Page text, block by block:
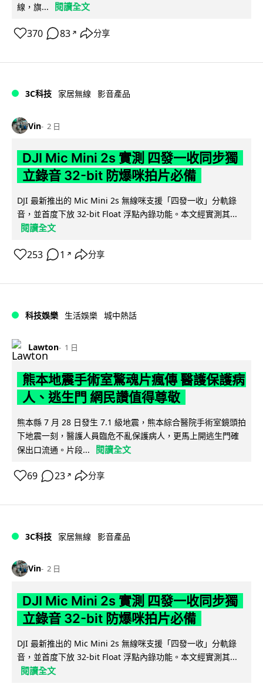
線，旗...
閱讀全文
370 83 ↗ 分享
3C科技 家居無線 影音產品
Vin 2 日
DJI Mic Mini 2s 實測 四發一收同步獨
立錄音 32-bit 防爆咪拍片必備
DJI 最新推出的 Mic Mini 2s 無線咪支援「四發一收」分軌錄
音，並首度下放 32-bit Float 浮點內錄功能。本文經實測其...
閱讀全文
253 1 ↗ 分享
科技娛樂 生活娛樂 城中熱話
Lawton 1 日
熊本地震手術室驚魂片瘋傳 醫護保護病
人、逃生門 網民讚值得尊敬
熊本縣 7 月 28 日發生 7.1 級地震，熊本綜合醫院手術室鏡頭拍
下地震一刻，醫護人員臨危不亂保護病人，更馬上開逃生門確
保出口流通。片段...
閱讀全文
69 23 ↗ 分享
3C科技 家居無線 影音產品
Vin 2 日
DJI Mic Mini 2s 實測 四發一收同步獨
立錄音 32-bit 防爆咪拍片必備
DJI 最新推出的 Mic Mini 2s 無線咪支援「四發一收」分軌錄
音，並首度下放 32-bit Float 浮點內錄功能。本文經實測其...
閱讀全文